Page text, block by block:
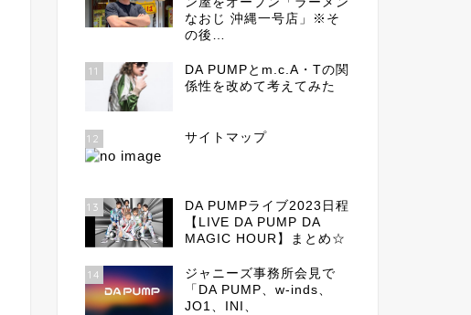
なおじ 沖縄一号店」※そ
の後…
11
DA PUMPとm.c.A・Tの関
係性を改めて考えてみた
12 サイトマップ
13
DA PUMPライブ2023日程
【LIVE DA PUMP DA
MAGIC HOUR】まとめ☆
14
ジャニーズ事務所会見で
「DA PUMP、w-inds、
JO1、INI、